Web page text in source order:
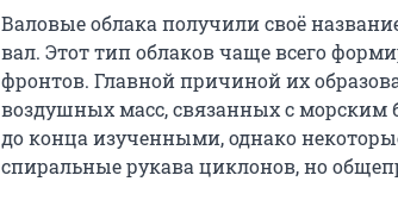
Валовые облака получили своё
вал. Этот тип облаков чаще всего
фронтов. Главной причиной их
воздушных масс, связанных с морским
до конца изученными, однако
спиральные рукава циклонов, но